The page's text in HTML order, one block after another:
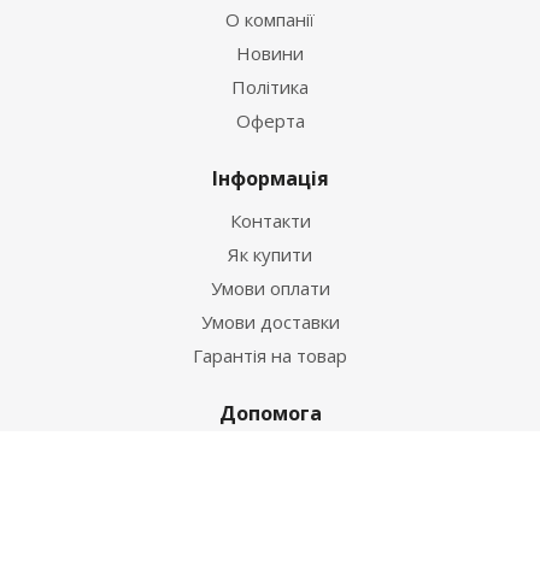
О компанії
Новини
Політика
Оферта
Інформація
Контакти
Як купити
Умови оплати
Умови доставки
Гарантія на товар
Допомога